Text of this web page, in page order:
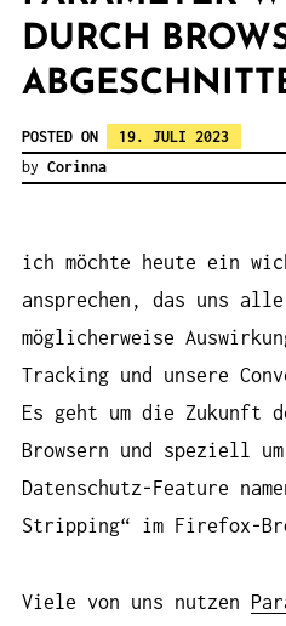
DURCH
POSTED ON
19. JULI 2023
by Corinna
ich möchte heute ein
ansprechen, das uns
möglicherweise
Tracking und unsere
Es geht um die Zukunft
Browsern und speziell
Datenschutz-Feature
Stripping“ im Firefox-
Viele von uns nutzen